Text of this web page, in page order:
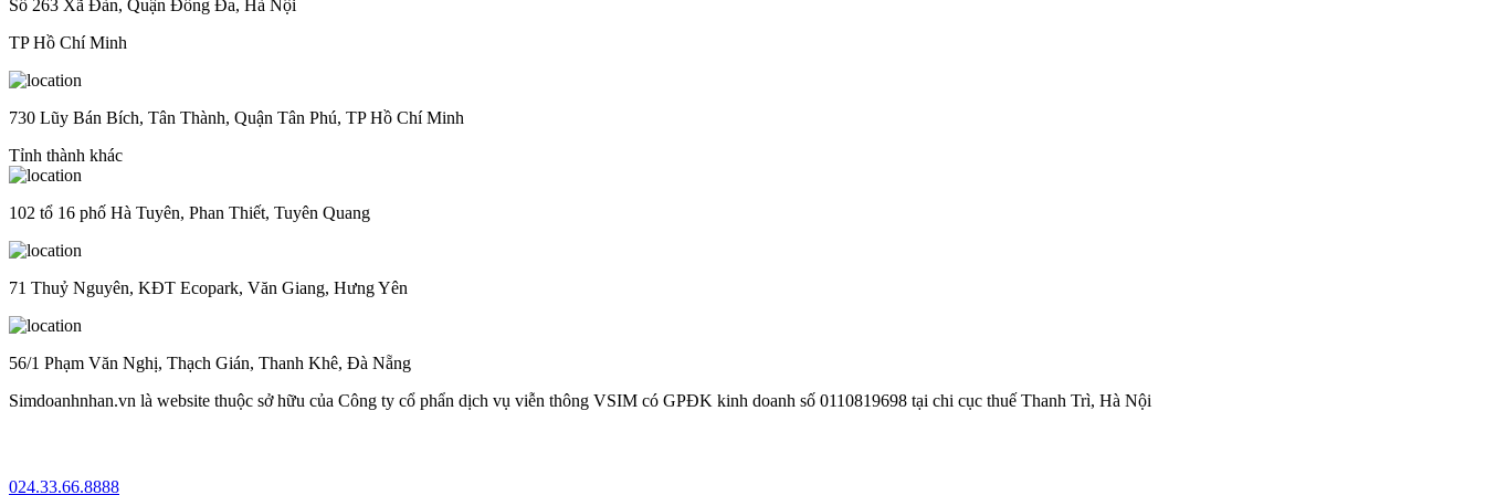
Số 263 Xã Đàn, Quận Đống Đa, Hà Nội
TP Hồ Chí Minh
730 Lũy Bán Bích, Tân Thành, Quận Tân Phú, TP Hồ Chí Minh
Tỉnh thành khác
102 tổ 16 phố Hà Tuyên, Phan Thiết, Tuyên Quang
71 Thuỷ Nguyên, KĐT Ecopark, Văn Giang, Hưng Yên
56/1 Phạm Văn Nghị, Thạch Gián, Thanh Khê, Đà Nẵng
Simdoanhnhan.vn là website thuộc sở hữu của Công ty cổ phẩn dịch vụ viễn thông VSIM có GPĐK kinh doanh số 0110819698 tại chi cục thuế Thanh Trì, Hà Nội
024.33.66.8888